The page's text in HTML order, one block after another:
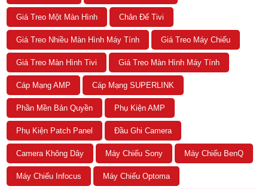
Giá Treo Một Màn Hình Chân Đế Tivi
Giá Treo Nhiều Màn Hình Máy Tính Giá Treo Máy Chiếu
Giá Treo Màn Hình Tivi Giá Treo Màn Hình Máy Tính
Cáp Mạng AMP Cáp Mạng SUPERLINK
Phần Mền Bản Quyền Phụ Kiện AMP
Phụ Kiện Patch Panel Đầu Ghi Camera
Camera Không Dây Máy Chiếu Sony Máy Chiếu BenQ
Máy Chiếu Infocus Máy Chiếu Optoma